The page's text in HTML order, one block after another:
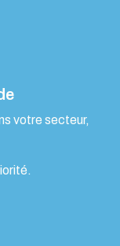
votre secteur,